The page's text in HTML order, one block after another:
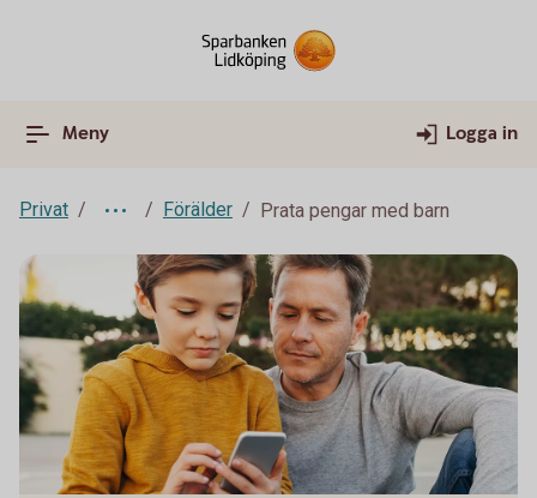
Meny Logga in
Privat Förälder Prata pengar med barn